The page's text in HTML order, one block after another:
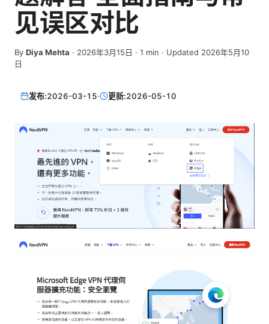
见误区对比
By Diya Mehta · 2026年3月15日 · 1 min · Updated 2026年5月10
日
发布:2026-03-15· 更新:2026-05-10